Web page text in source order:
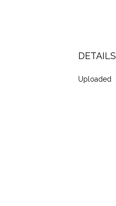
DETAILS
Uploaded